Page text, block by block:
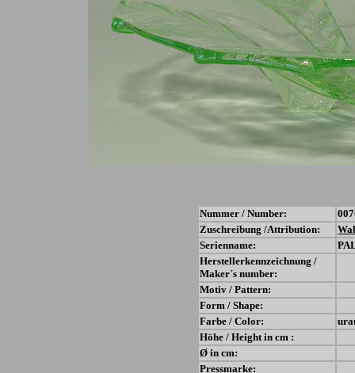
Nummer / Number:
Zuschreibung /Attribution:
Serienname:
Herstellerkennzeichnung /
Maker´s number:
Motiv / Pattern:
Form / Shape:
Farbe / Color:
Höhe / Height in cm :
Ø in cm:
Pressmarke: